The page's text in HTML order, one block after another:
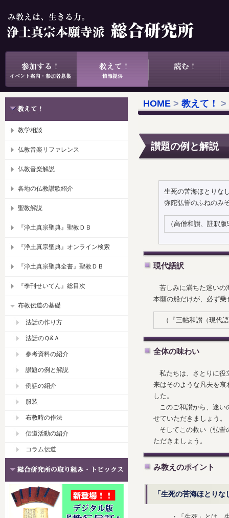
教学相談
仏教音楽リファレンス
仏教音楽解説
各地の仏教讃歌紹介
聖教解説
『浄土真宗聖典』聖教ＤＢ
『浄土真宗聖典』オンライン検索
『浄土真宗聖典全書』聖教ＤＢ
『季刊せいてん』総目次
布教伝道の基礎
法話の作り方
法話のＱ&Ａ
参考資料の紹介
讃題の例と解説
例話の紹介
服装
布教時の作法
伝道活動の紹介
コラム伝道
HOME > 教えて！ >
讃題の例と解
生死の苦海ほとりな
弥陀弘誓のふねのみ
（高僧和讃、註釈
現代語訳
苦しみに満ちた迷いの
本願の船だけが、必ず
（『三帖和讃（現代
全体の味わい
私たちは、さとりに役
来はそのような凡夫を
した。
このご和讃から、迷い
せていただきましょう。
そしてこの救い（弘誓
ただきましょう。
み教えのポイント
「生死の苦海ほとりな